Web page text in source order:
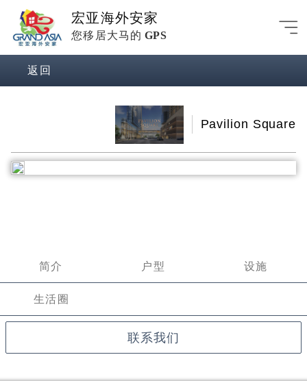
宏亚海外安家
您移居大马的 GPS
返回
Pavilion Square
Previous
Next
简介 户型 设施
生活圈
联系我们